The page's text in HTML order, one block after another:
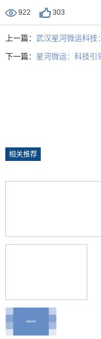
922 303
上一篇： 武汉星河微运科技
下一篇： 星河微运：科技引
相关推荐